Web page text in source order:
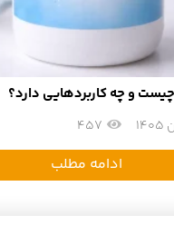
و چه کاربردهایی دارد؟
457
ادامه مطلب